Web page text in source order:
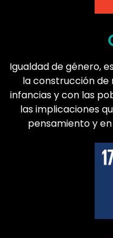
Igualdad de género,
la construcción de
infancias y con las
las implicaciones
pensamiento y